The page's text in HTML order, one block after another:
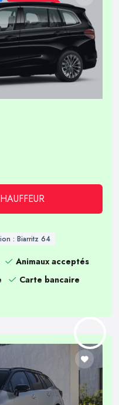
: Biarritz 64
Animaux acceptés
Carte bancaire